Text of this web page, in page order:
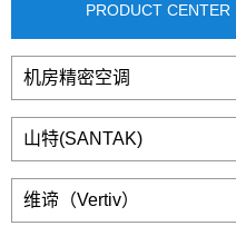
PRODUCT CENTER
机房精密空调
山特(SANTAK)
维谛（Vertiv）